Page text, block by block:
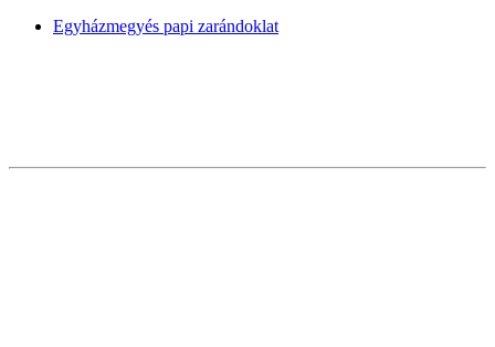
Egyházmegyés papi zarándoklat